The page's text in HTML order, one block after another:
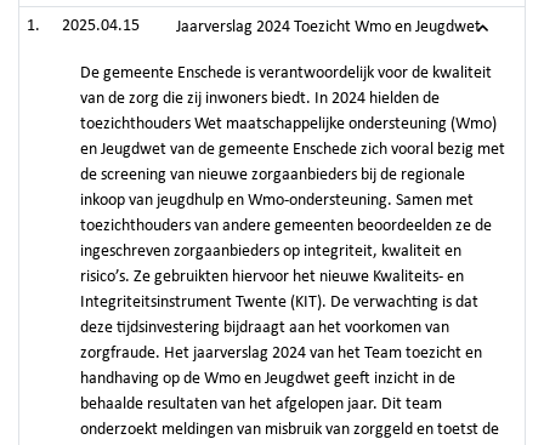
2025.04.15 Jaarverslag 2024 Toezicht Wmo en Jeugdwet
De gemeente Enschede is verantwoordelijk voor de kwaliteit
van de zorg die zij inwoners biedt. In 2024 hielden de
toezichthouders Wet maatschappelijke ondersteuning (Wmo)
en Jeugdwet van de gemeente Enschede zich vooral bezig met
de screening van nieuwe zorgaanbieders bij de regionale
inkoop van jeugdhulp en Wmo-ondersteuning. Samen met
toezichthouders van andere gemeenten beoordeelden ze de
ingeschreven zorgaanbieders op integriteit, kwaliteit en
risico’s. Ze gebruikten hiervoor het nieuwe Kwaliteits- en
Integriteitsinstrument Twente (KIT). De verwachting is dat
deze tijdsinvestering bijdraagt aan het voorkomen van
zorgfraude. Het jaarverslag 2024 van het Team toezicht en
handhaving op de Wmo en Jeugdwet geeft inzicht in de
behaalde resultaten van het afgelopen jaar. Dit team
onderzoekt meldingen van misbruik van zorggeld en toetst de